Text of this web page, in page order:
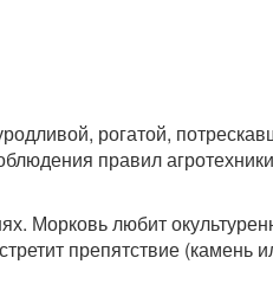
рогатой,
правил
Морковь любит
препятствие (камень